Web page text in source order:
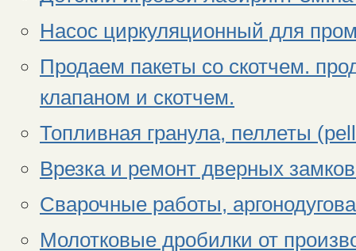
Насос циркуляционный для
Продаем пакеты со скотчем.
клапаном и скотчем.
Топливная гранула, пеллеты
Врезка и ремонт дверных
Сварочные работы,
Молотковые дробилки от